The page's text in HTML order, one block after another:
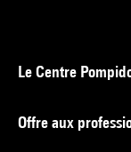
Le Centre
Offre aux